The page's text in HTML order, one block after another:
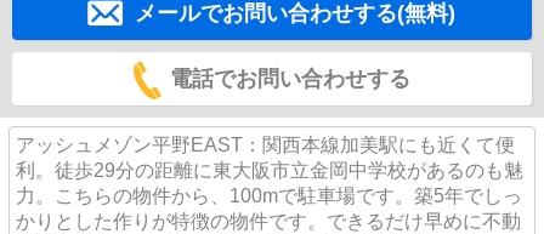
メールでお問い合わせする(無料)
電話でお問い合わせする
アッシュメゾン平野EAST：関西本線加美駅にも近くて便
利。徒歩29分の距離に東大阪市立金岡中学校があるのも魅
力。こちらの物件から、100mで駐車場です。築5年でしっ
かりとした作りが特徴の物件です。できるだけ早めに不動